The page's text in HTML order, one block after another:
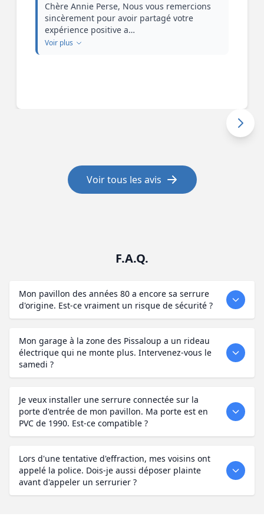
Chère Annie Perse, Nous vous remercions
sincèrement pour avoir partagé votre
expérience positive a…
Voir plus
Voir tous les avis
F.A.Q.
Mon pavillon des années 80 a encore sa serrure
d'origine. Est-ce vraiment un risque de sécurité ?
Mon garage à la zone des Pissaloup a un rideau
électrique qui ne monte plus. Intervenez-vous le
samedi ?
Je veux installer une serrure connectée sur la
porte d'entrée de mon pavillon. Ma porte est en
PVC de 1990. Est-ce compatible ?
Lors d'une tentative d'effraction, mes voisins ont
appelé la police. Dois-je aussi déposer plainte
avant d'appeler un serrurier ?